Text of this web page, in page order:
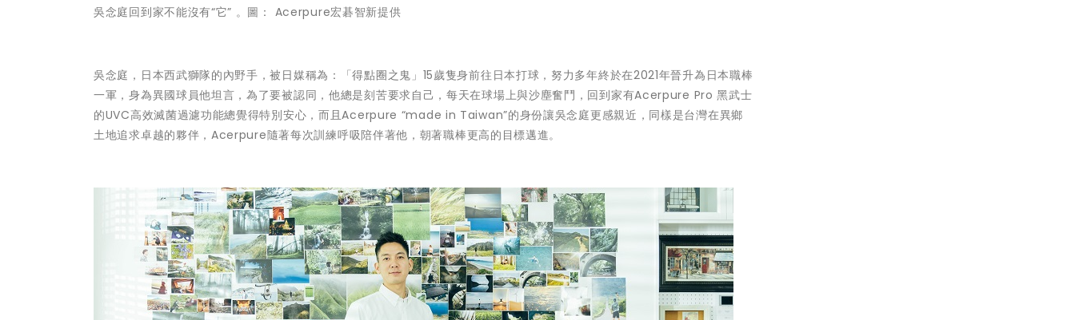
吳念庭回到家不能沒有“它” 。圖： Acerpure宏碁智新提供
吳念庭，日本西武獅隊的內野手，被日媒稱為：「得點圈之鬼」15歲隻身前往日本打球，努力多年終於在2021年晉升為日本職棒
一軍，身為異國球員他坦言，為了要被認同，他總是刻苦要求自己，每天在球場上與沙塵奮鬥，回到家有Acerpure Pro 黑武士
的UVC高效滅菌過濾功能總覺得特別安心，而且Acerpure “made in Taiwan”的身份讓吳念庭更感親近，同樣是台灣在異鄉
土地追求卓越的夥伴，Acerpure隨著每次訓練呼吸陪伴著他，朝著職棒更高的目標邁進。